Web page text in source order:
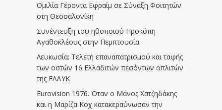
Ομιλία Γέροντα Εφραίμ σε Σύναξη Φοιτητών
στη Θεσσαλονίκη
Συνέντευξη του ηθοποιού Προκόπη
Αγαθοκλέους στην Πεμπτουσία
Λευκωσία: Τελετή επαναπατρισμού και ταφής
των οστών 16 Ελλαδιτών πεσόντων οπλιτών
της ΕΛΔΥΚ
Eurovision 1976. Όταν ο Μάνος Χατζηδάκης
και η Μαρίζα Κοχ κατακεραύνωσαν την